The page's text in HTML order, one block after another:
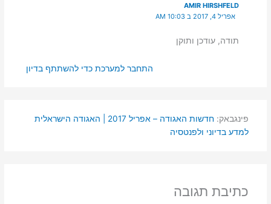
AMIR HIRSHFELD
אפריל 4, 2017 ב 10:03 AM
תודה, עודכן ותוקן
התחבר למערכת כדי להשתתף בדיון
פינגבאק:
חדשות האגודה – אפריל 2017 | האגודה הישראלית
למדע בדיוני ולפנטסיה
כתיבת תגובה